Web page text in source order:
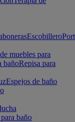
Escobillero
muebles para
bañoRepisa para
Espejos de baño
baño